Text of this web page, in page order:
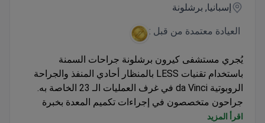
إسبانيا, برشلونة
العيادة معتمدة من قبل :
يُجري مستشفى كيرون برشلونة جراحات السمنة
باستخدام تقنيات LESS بالمنظار أحادي المنفذ والجراحة
الروبوتية da Vinci في غرف العمليات الـ 23 الخاصة به.
جراحون متخصصون في إجراءات تكميم المعدة بخبرة
تزيد عن 26 عاماً
اقرأ المزيد